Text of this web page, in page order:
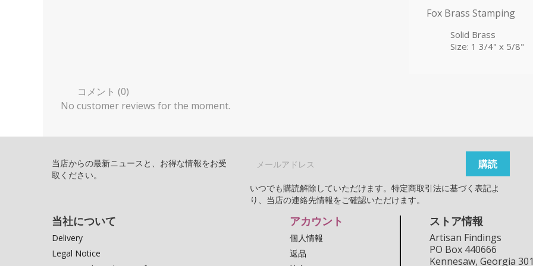
Fox Brass Stamping
Solid Brass
Size: 1 3/4" x 5/8"
コメント (0)
No customer reviews for the moment.
当店からの最新ニュースと、お得な情報をお受
取ください。
いつでも購読解除していただけます。特定商取引法に基づく表記よ
り、当店の連絡先情報をご確認いただけます。
当社について
Delivery
Legal Notice
アカウント
個人情報
返品
ストア情報
Artisan Findings
PO Box 440666
Kennesaw, Georgia